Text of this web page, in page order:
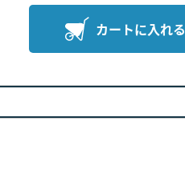
カートに入れる